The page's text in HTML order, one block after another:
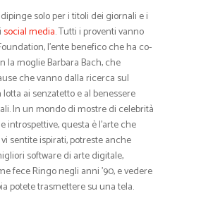
solo per i titoli dei giornali e i
social media. Tutti i proventi vanno
l’ente benefico che ha co-
la moglie Barbara Bach, che
che vanno dalla ricerca sul
ai senzatetto e al benessere
In un mondo di mostre di celebrità
introspettive, questa è l’arte che
vi sentite ispirati, potreste anche
software di arte digitale,
fece Ringo negli anni ’90, e vedere
potete trasmettere su una tela.